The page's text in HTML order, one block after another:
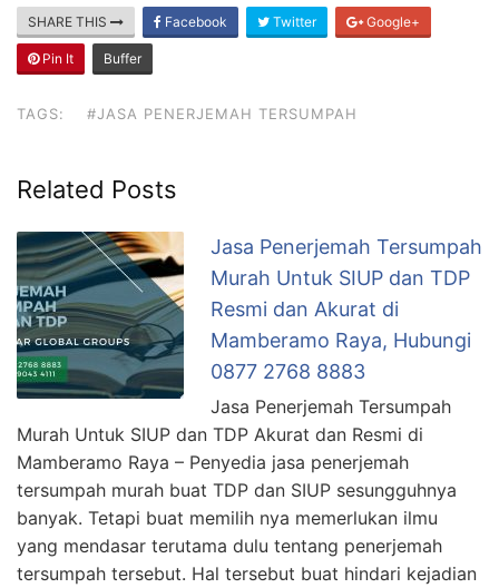
SHARE THIS Facebook Twitter Google+
Pin It Buffer
TAGS: #JASA PENERJEMAH TERSUMPAH
Related Posts
Jasa Penerjemah Tersumpah
Murah Untuk SIUP dan TDP
Resmi dan Akurat di
Mamberamo Raya, Hubungi
0877 2768 8883
Jasa Penerjemah Tersumpah
Murah Untuk SIUP dan TDP Akurat dan Resmi di
Mamberamo Raya – Penyedia jasa penerjemah
tersumpah murah buat TDP dan SIUP sesungguhnya
banyak. Tetapi buat memilih nya memerlukan ilmu
yang mendasar terutama dulu tentang penerjemah
tersumpah tersebut. Hal tersebut buat hindari kejadian